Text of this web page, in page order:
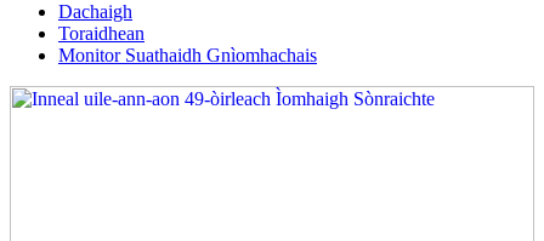
Dachaigh
Toraidhean
Monitor Suathaidh Gnìomhachais